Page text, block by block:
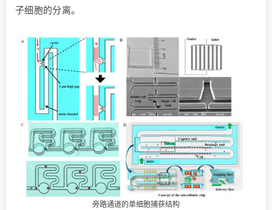
子细胞的分离。
旁路通道的单细胞捕获结构